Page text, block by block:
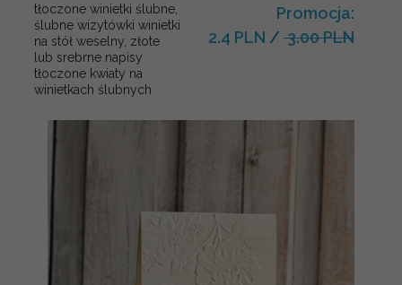
tłoczone winietki ślubne,
ślubne wizytówki winietki
na stół weselny, złote
lub srebrne napisy
tłoczone kwiaty na
winietkach ślubnych
Promocja:
2.4 PLN / 3.00 PLN